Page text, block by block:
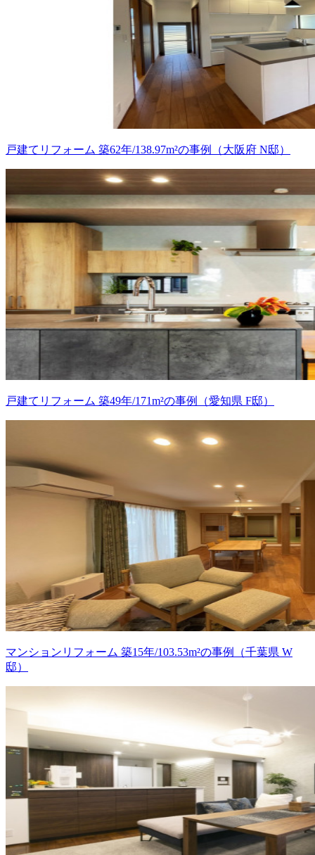
戸建てリフォーム 築62年/138.97m²の事例（大阪府 N邸）
戸建てリフォーム 築49年/171m²の事例（愛知県 F邸）
マンションリフォーム 築15年/103.53m²の事例（千葉県 W
邸）